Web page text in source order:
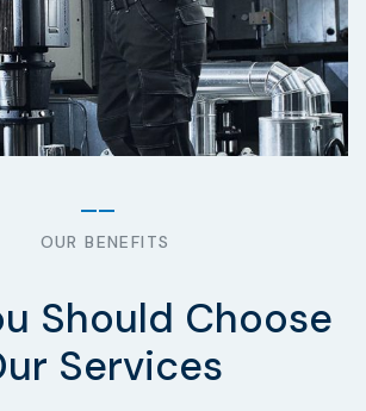
OUR BENEFITS
Should Choose
Services